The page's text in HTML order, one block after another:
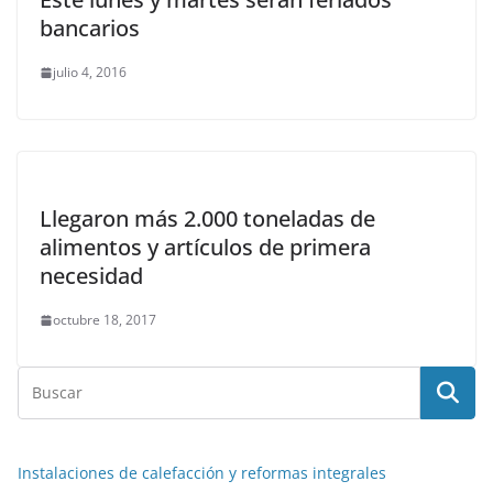
bancarios
julio 4, 2016
Llegaron más 2.000 toneladas de
alimentos y artículos de primera
necesidad
octubre 18, 2017
Instalaciones de calefacción y reformas integrales